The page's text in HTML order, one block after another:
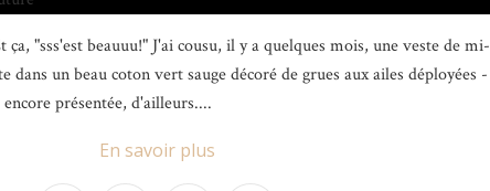
"sss'est beauuu!" J'ai cousu, il y a quelques mois, une veste de mi-
dans un beau coton vert sauge décoré de grues aux ailes déployées -
présentée, d'ailleurs....
En savoir plus